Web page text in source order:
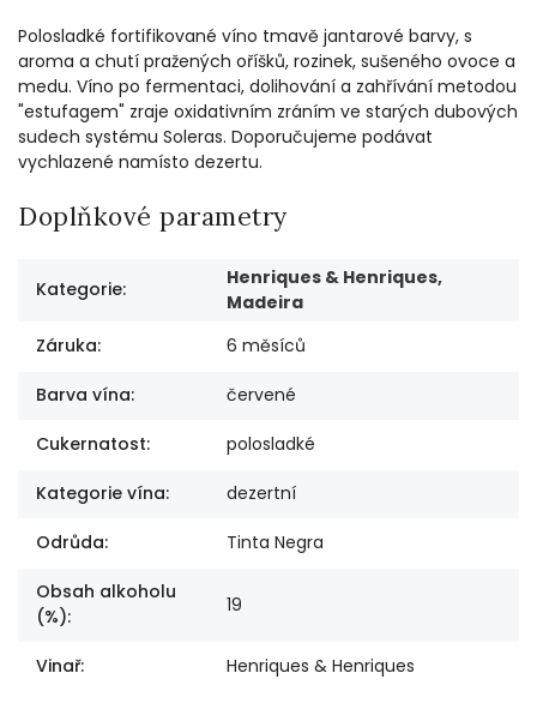
Polosladké fortifikované víno tmavě jantarové barvy, s
aroma a chutí pražených oříšků, rozinek, sušeného ovoce a
medu. Víno po fermentaci, dolihování a zahřívání metodou
"estufagem" zraje oxidativním zráním ve starých dubových
sudech systému Soleras. Doporučujeme podávat
vychlazené namísto dezertu.
Doplňkové parametry
Kategorie:
Henriques & Henriques,
Madeira
Záruka: 6 měsíců
Barva vína: červené
Cukernatost: polosladké
Kategorie vína: dezertní
Odrůda: Tinta Negra
Obsah alkoholu
(%): 19
Vinař: Henriques & Henriques